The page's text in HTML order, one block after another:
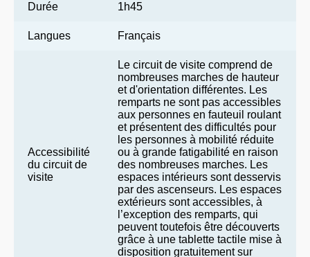
Durée 1h45
Langues Français
Accessibilité
du circuit de
visite
Le circuit de visite comprend de
nombreuses marches de hauteur
et d'orientation différentes. Les
remparts ne sont pas accessibles
aux personnes en fauteuil roulant
et présentent des difficultés pour
les personnes à mobilité réduite
ou à grande fatigabilité en raison
des nombreuses marches. Les
espaces intérieurs sont desservis
par des ascenseurs. Les espaces
extérieurs sont accessibles, à
l’exception des remparts, qui
peuvent toutefois être découverts
grâce à une tablette tactile mise à
disposition gratuitement sur